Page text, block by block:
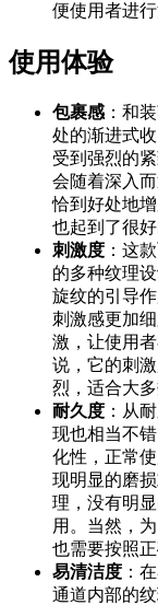
便使用者进
使用体验
包裹感 ：和
处的渐进式
受到强烈的
会随着深入
恰到好处地
也起到了很
刺激度 ：这
的多种纹理
旋纹的引导
刺激感更加
激，让使用
说，它的刺
烈，适合大
耐久度 ：从
现也相当不
化性，正常
现明显的磨
理，没有明
用。当然，
也需要按照
易清洁度 ：
通道内部的